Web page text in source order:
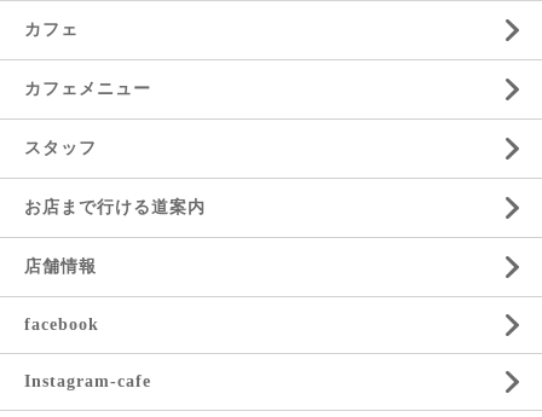
カフェ
カフェメニュー
スタッフ
お店まで行ける道案内
店舗情報
facebook
Instagram-cafe